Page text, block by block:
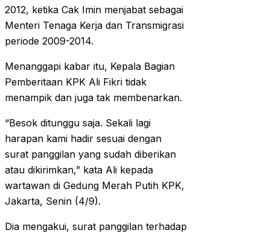
2012, ketika Cak Imin menjabat sebagai
Menteri Tenaga Kerja dan Transmigrasi
periode 2009-2014.
Menanggapi kabar itu, Kepala Bagian
Pemberitaan KPK Ali Fikri tidak
menampik dan juga tak membenarkan.
“Besok ditunggu saja. Sekali lagi
harapan kami hadir sesuai dengan
surat panggilan yang sudah diberikan
atau dikirimkan,” kata Ali kepada
wartawan di Gedung Merah Putih KPK,
Jakarta, Senin (4/9).
Dia mengakui, surat panggilan terhadap